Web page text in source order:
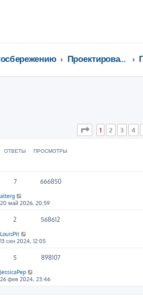
Проектирование, сервис, тeхнорматив, газоснабжение ...
Страница из
1 2 3 4
ОТВЕТЫ
ПРОСМОТРЫ
7 666850
alterg
20 май 2026, 20:59
2 568612
LouisPit
13 сен 2024, 12:05
5 898107
JessicaPep
26 фев 2024, 23:46